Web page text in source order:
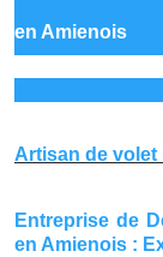
en Amienois
Artisan de
Entreprise de
en Amienois :